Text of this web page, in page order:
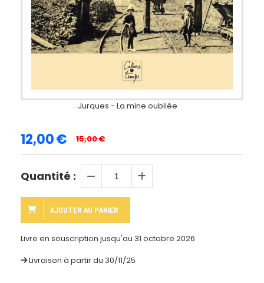
Jurques - La mine oubliée
12,00€ 15,00€
Quantité :
AJOUTER AU PANIER
Livre en souscription jusqu'au 31 octobre 2026
Livraison à partir du 30/11/25